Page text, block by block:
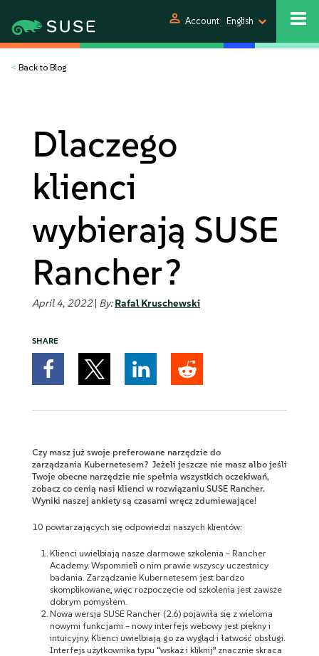
person Account English
< Back to Blog
Dlaczego
klienci
wybierają SUSE
Rancher?
April 4, 2022| By:Rafal Kruschewski
SHARE
Czy masz już swoje preferowane narzędzie do
zarządzania Kubernetesem? Jeżeli jeszcze nie masz albo jeśli
Twoje obecne narzędzie nie spełnia wszystkich oczekiwań,
zobacz co cenią nasi klienci w rozwiązaniu SUSE Rancher.
Wyniki naszej ankiety są czasami wręcz zdumiewające!
10 powtarzających się odpowiedzi naszych klientów:
Klienci uwielbiają nasze darmowe szkolenia – Rancher
Academy. Wspomnieli o nim prawie wszyscy uczestnicy
badania. Zarządzanie Kubernetesem jest bardzo
skomplikowane, więc rozpoczęcie od szkolenia jest zawsze
dobrym pomysłem.
Nowa wersja SUSE Rancher (2.6) pojawiła się z wieloma
nowymi funkcjami – nowy interfejs webowy jest piękny i
intuicyjny. Klienci uwielbiają go za wygląd i łatwość obsługi.
Interfejs użytkownika typu “wskaż i kliknij” znacznie skraca